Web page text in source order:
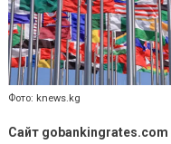
Фото: knews.kg
Сайт gobankingrates.com